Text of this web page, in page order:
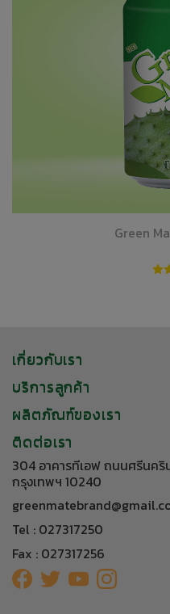
Green
เกี่ยวกับเรา
บริการลูกค้า
ผลิตภัณฑ์ของเรา
ติดต่อเรา
304 อาคารทีเอฟ ถนนศรีนคริ
กรุงเทพฯ 10240
Tel : 027317250
Fax : 027317256